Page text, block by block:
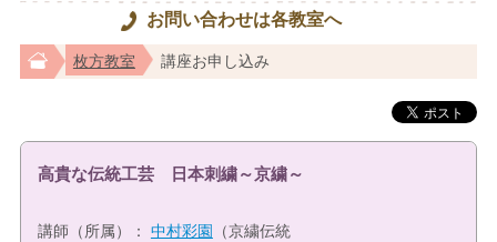
お問い合わせは各教室へ
枚方教室 講座お申し込み
高貴な伝統工芸 日本刺繍～京繍～
講師（所属）： 中村彩園
（京繍伝統